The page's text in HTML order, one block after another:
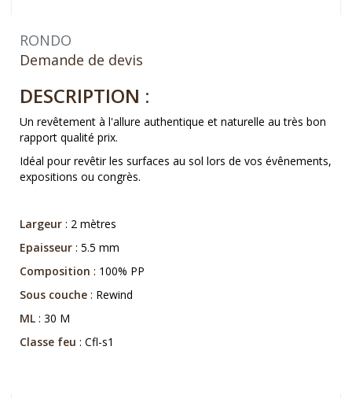
RONDO
Demande de devis
DESCRIPTION :
Un revêtement à l'allure authentique et naturelle au très bon
rapport qualité prix.
Idéal pour revêtir les surfaces au sol lors de vos évênements,
expositions ou congrès.
Largeur : 2 mètres
Epaisseur : 5.5 mm
Composition : 100% PP
Sous couche : Rewind
ML : 30 M
Classe feu : Cfl-s1